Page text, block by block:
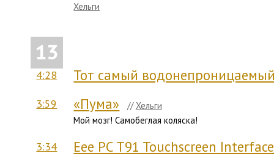
Хельги
13
4:28 Тот самый
3:59 «Пума» //Хельги
Мой мозг! Самобеглая коляска!
3:34 Eee PC T91 Touchscreen